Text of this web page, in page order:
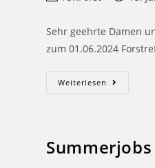
Sehr geehrte Damen
zum 01.06.2024
Weiterlesen
Summerjobs